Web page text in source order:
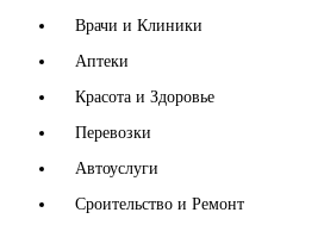
Врачи и Клиники
Аптеки
Красота и Здоровье
Перевозки
Автоуслуги
Сроительство и Ремонт